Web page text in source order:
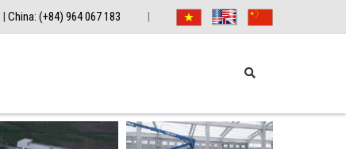
| China: (+84) 964 067 183 |